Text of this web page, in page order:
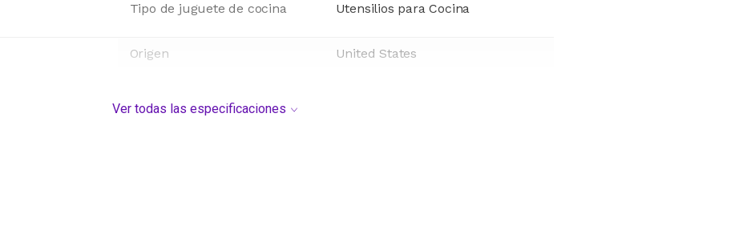
Tipo de juguete de cocina Utensilios para Cocina
Origen United States
Ver todas las especificaciones